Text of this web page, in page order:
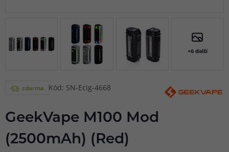
+6 další
zdarma Kód: SN-Ecig-4668
GeekVape M100 Mod
(2500mAh) (Red)